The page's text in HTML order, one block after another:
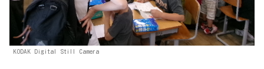
KODAK Digital Still Camera